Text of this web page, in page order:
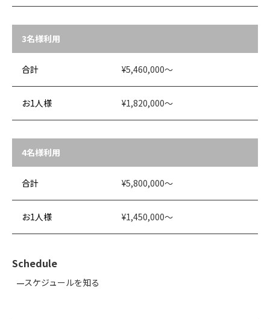
3名様利用
合計 ¥5,460,000～
お1人様 ¥1,820,000～
4名様利用
合計 ¥5,800,000～
お1人様 ¥1,450,000～
Schedule
スケジュールを知る